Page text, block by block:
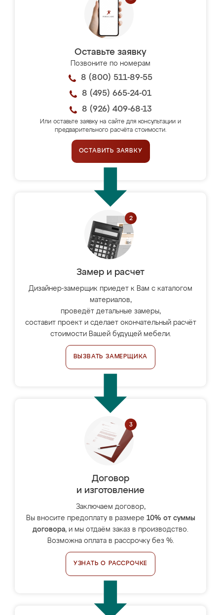
Оставьте заявку
Позвоните по номерам
8 (800) 511-89-55
8 (495) 665-24-01
8 (926) 409-68-13
Или оставьте заявку на сайте для консультации и
предварительного расчёта стоимости.
ОСТАВИТЬ ЗАЯВКУ
Замер и расчет
Дизайнер-замерщик приедет к Вам с каталогом
материалов,
проведёт детальные замеры,
составит проект и сделает окончательный расчёт
стоимости Вашей будущей мебели.
ВЫЗВАТЬ ЗАМЕРЩИКА
Договор
и изготовление
Заключаем договор,
Вы вносите предоплату в размере 10% от суммы
договора, и мы отдаём заказ в производство.
Возможна оплата в рассрочку без %.
УЗНАТЬ О РАССРОЧКЕ